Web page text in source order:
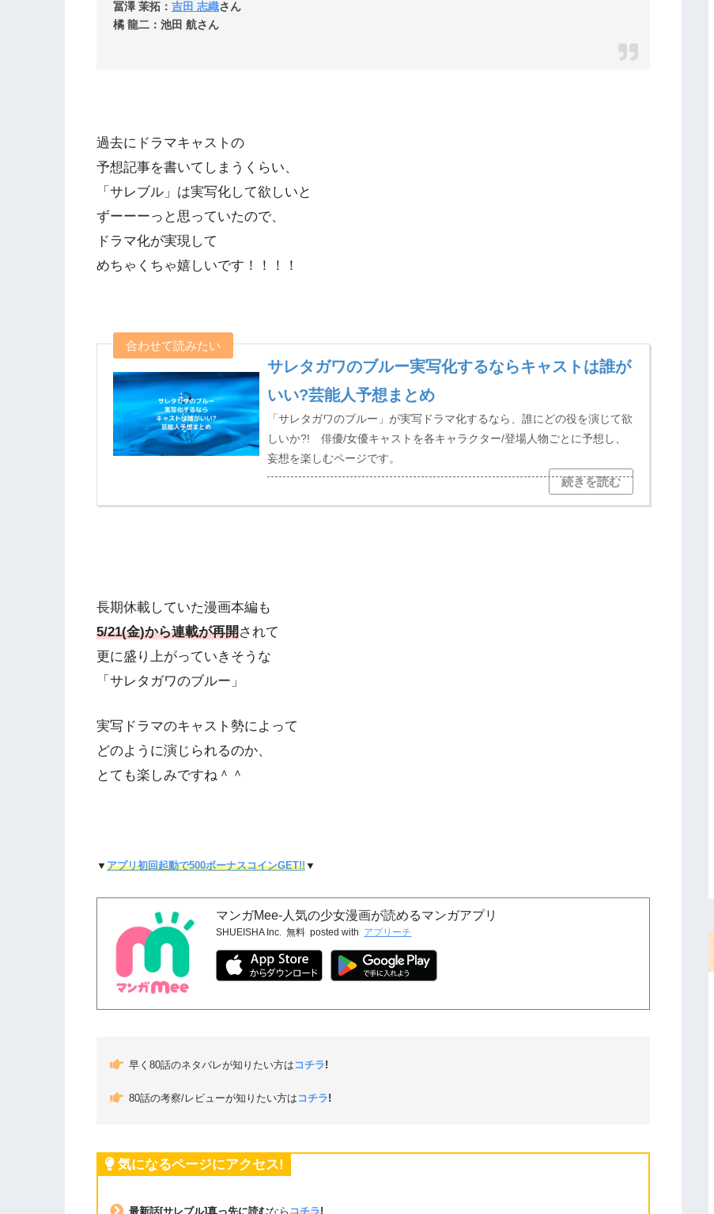
冨澤 茉拓： 吉田 志織さん
橘 龍二：池田 航さん
過去にドラマキャストの
予想記事を書いてしまうくらい、
「サレブル」は実写化して欲しいと
ずーーーっと思っていたので、
ドラマ化が実現して
めちゃくちゃ嬉しいです！！！！
サレタガワのブルー実写化するならキャストは誰が
いい?芸能人予想まとめ
「サレタガワのブルー」が実写ドラマ化するなら、誰にどの役を演じて欲
しいか?! 俳優/女優キャストを各キャラクター/登場人物ごとに予想し、
妄想を楽しむページです。
長期休載していた漫画本編も
5/21(金)から連載が再開されて
更に盛り上がっていきそうな
「サレタガワのブルー」
実写ドラマのキャスト勢によって
どのように演じられるのか、
とても楽しみですね＾＾
▼ アプリ初回起動で500ボーナスコインGET!!▼
マンガMee-人気の少女漫画が読めるマンガアプリ
SHUEISHA Inc. 無料 posted with アプリーチ
早く80話のネタバレが知りたい方は コチラ!
80話の考察/レビューが知りたい方は コチラ!
気になるページにアクセス!
最新話[サレブル]真っ先に読むならコチラ!